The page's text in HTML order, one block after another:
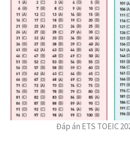
Đáp án ETS TOEIC